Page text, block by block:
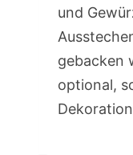
und
gebacken
optional,